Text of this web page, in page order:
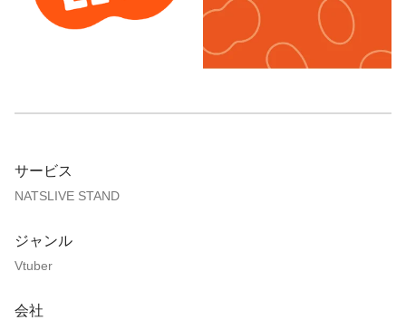
サービス
NATSLIVE STAND
ジャンル
Vtuber
会社